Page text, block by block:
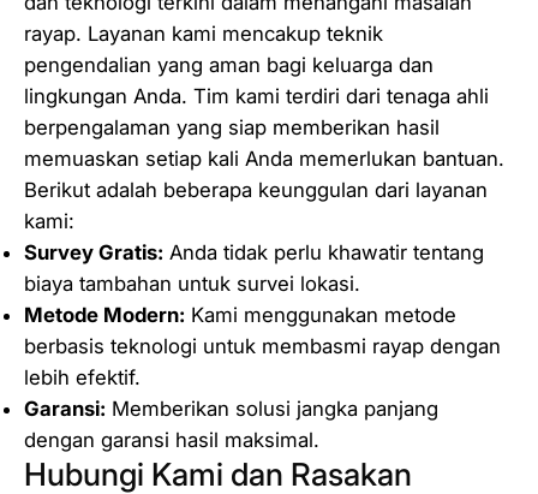
rayap. Layanan kami mencakup teknik
pengendalian yang aman bagi keluarga dan
lingkungan Anda. Tim kami terdiri dari tenaga ahli
berpengalaman yang siap memberikan hasil
memuaskan setiap kali Anda memerlukan bantuan.
Berikut adalah beberapa keunggulan dari layanan
kami:
Survey Gratis: Anda tidak perlu khawatir tentang
biaya tambahan untuk survei lokasi.
Metode Modern: Kami menggunakan metode
berbasis teknologi untuk membasmi rayap dengan
lebih efektif.
Garansi: Memberikan solusi jangka panjang
dengan garansi hasil maksimal.
Hubungi Kami dan Rasakan